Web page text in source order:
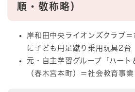
順・敬称略）
岸和田中央ライオンズクラブ
に子ども用足蹴り乗用玩具2台
元・自主学習グループ「ハー
（春木宮本町）＝社会教育事